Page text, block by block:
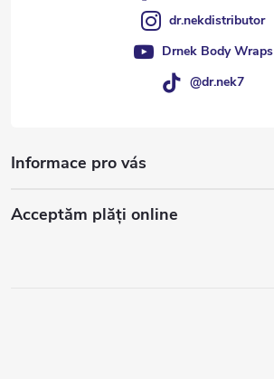
dr.nekdistributor
Drnek Body Wraps
@dr.nek7
Informace pro vás
Acceptăm plăţi online